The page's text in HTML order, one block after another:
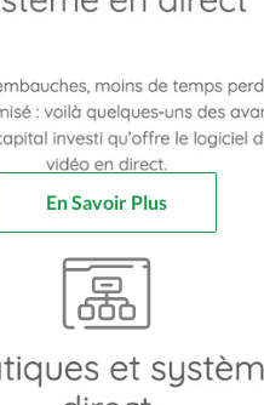
En Savoir Plus